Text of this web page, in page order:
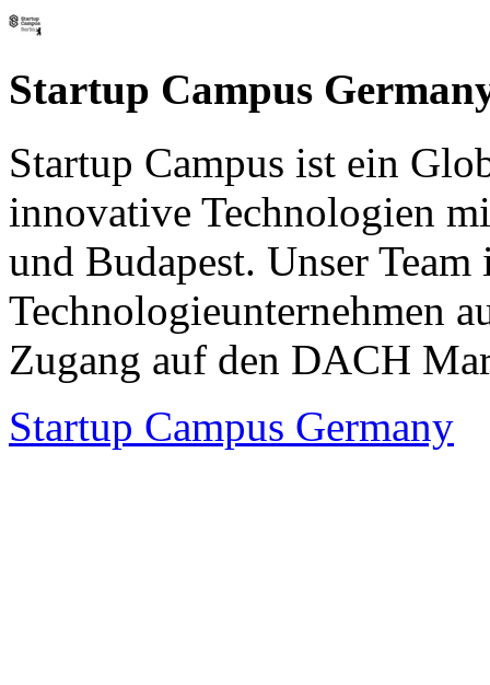
Startup Campus
Startup Campus ist ein
innovative Technologien
und Budapest. Unser
Technologieunternehmen
Zugang auf den DACH
Startup Campus Germany